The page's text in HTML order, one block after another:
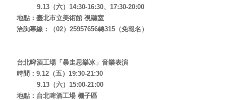
9.13（六）14:30-16:30、17:30-20:00
地點：臺北市立美術館 視聽室
洽詢專線：（02）25957656轉315 （免報名）
台北啤酒工場 「暴走思樂冰 」音樂表演
時間：9.12（五）19:30-21:30
9.13（六）15:00-21:00
地點：台北啤酒工場 棚子區